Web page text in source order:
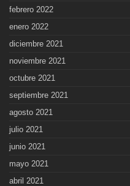
febrero 2022
enero 2022
diciembre 2021
noviembre 2021
octubre 2021
septiembre 2021
agosto 2021
julio 2021
junio 2021
mayo 2021
abril 2021